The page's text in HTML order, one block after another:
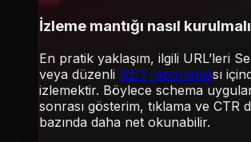
İzleme mantığı nasıl
En pratik yaklaşım, ilgili URL’leri
veya düzenli SEO raporlaması
izlemektir. Böylece schema
sonrası gösterim, tıklama ve CTR
bazında daha net okunabilir.